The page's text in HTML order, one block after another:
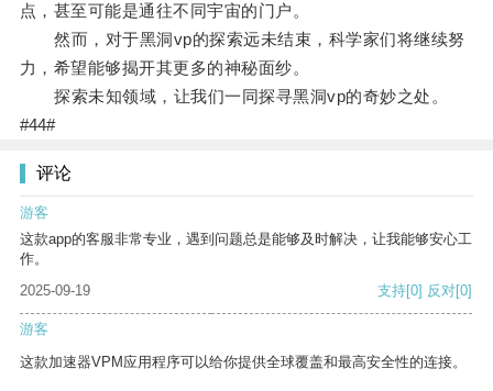
点，甚至可能是通往不同宇宙的门户。
然而，对于黑洞vp的探索远未结束，科学家们将继续努
力，希望能够揭开其更多的神秘面纱。
探索未知领域，让我们一同探寻黑洞vp的奇妙之处。
#44#
评论
游客
这款app的客服非常专业，遇到问题总是能够及时解决，让我能够安心工
作。
2025-09-19
支持[0] 反对[0]
游客
这款加速器VPM应用程序可以给你提供全球覆盖和最高安全性的连接。